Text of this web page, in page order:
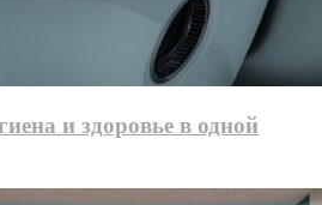
и здоровье в одной